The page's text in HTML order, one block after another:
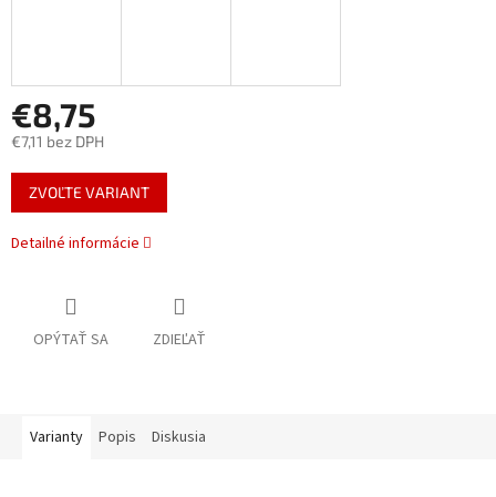
€8,75
€7,11 bez DPH
Jednotková
cena:
ZVOĽTE VARIANT
Detailné informácie
OPÝTAŤ SA ZDIEĽAŤ
Varianty Popis Diskusia